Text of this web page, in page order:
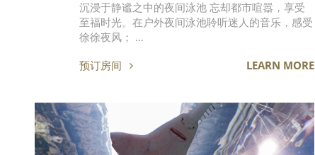
沉浸于静谧之中的夜间泳池 忘却都市喧嚣，享受
至福时光。在户外夜间泳池聆听迷人的音乐，感受
徐徐夜风； …
预订房间 LEARN MORE